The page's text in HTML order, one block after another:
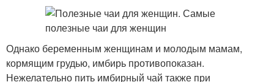
Однако беременным женщинам и молодым мамам,
кормящим грудью, имбирь противопоказан.
Нежелательно пить имбирный чай также при